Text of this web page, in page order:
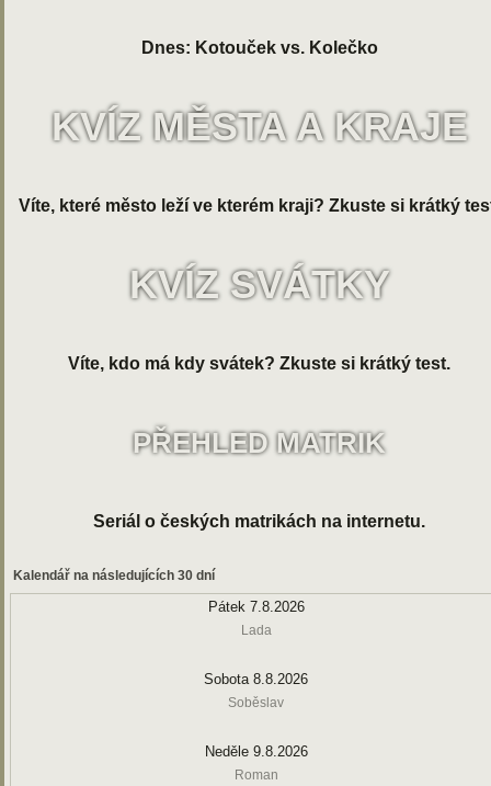
Dnes: Kotouček vs. Kolečko
KVÍZ MĚSTA A KRAJE
Víte, které město leží ve kterém kraji? Zkuste si krátký
KVÍZ SVÁTKY
Víte, kdo má kdy svátek? Zkuste si krátký test.
PŘEHLED MATRIK
Seriál o českých matrikách na internetu.
Kalendář na následujících 30 dní
Pátek 7.8.2026
Lada
Sobota 8.8.2026
Soběslav
Neděle 9.8.2026
Roman